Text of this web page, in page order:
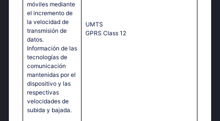
móviles mediante
el incremento de
la velocidad de
transmisión de
datos.
Información de las
tecnologías de
comunicación
mantenidas por el
dispositivo y las
respectivas
velocidades de
subida y bajada.
UМТS
GРRS Сlаss 12